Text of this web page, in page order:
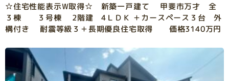
☆住宅性能表示W取得☆ 新築一戸建て 甲斐市万才 全
３棟 ３号棟 2階建 4ＬＤＫ ＋カースペース３台 外
構付き 耐震等級３＋長期優良住宅取得 価格3140万円